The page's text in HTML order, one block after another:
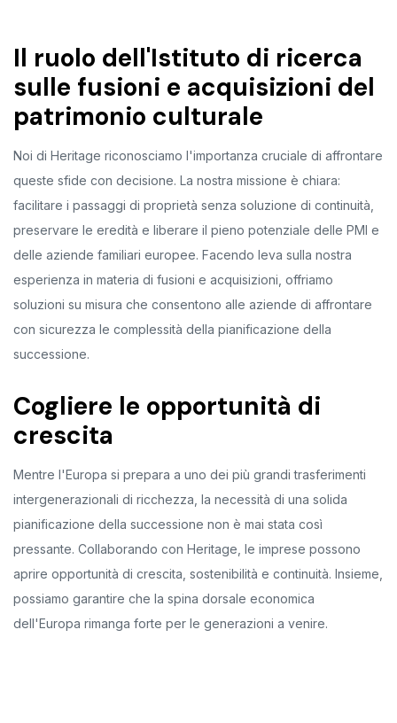
Il ruolo dell'Istituto di ricerca
sulle fusioni e acquisizioni del
patrimonio culturale
Noi di Heritage riconosciamo l'importanza cruciale di affrontare
queste sfide con decisione. La nostra missione è chiara:
facilitare i passaggi di proprietà senza soluzione di continuità,
preservare le eredità e liberare il pieno potenziale delle PMI e
delle aziende familiari europee. Facendo leva sulla nostra
esperienza in materia di fusioni e acquisizioni, offriamo
soluzioni su misura che consentono alle aziende di affrontare
con sicurezza le complessità della pianificazione della
successione.
Cogliere le opportunità di
crescita
Mentre l'Europa si prepara a uno dei più grandi trasferimenti
intergenerazionali di ricchezza, la necessità di una solida
pianificazione della successione non è mai stata così
pressante. Collaborando con Heritage, le imprese possono
aprire opportunità di crescita, sostenibilità e continuità. Insieme,
possiamo garantire che la spina dorsale economica
dell'Europa rimanga forte per le generazioni a venire.